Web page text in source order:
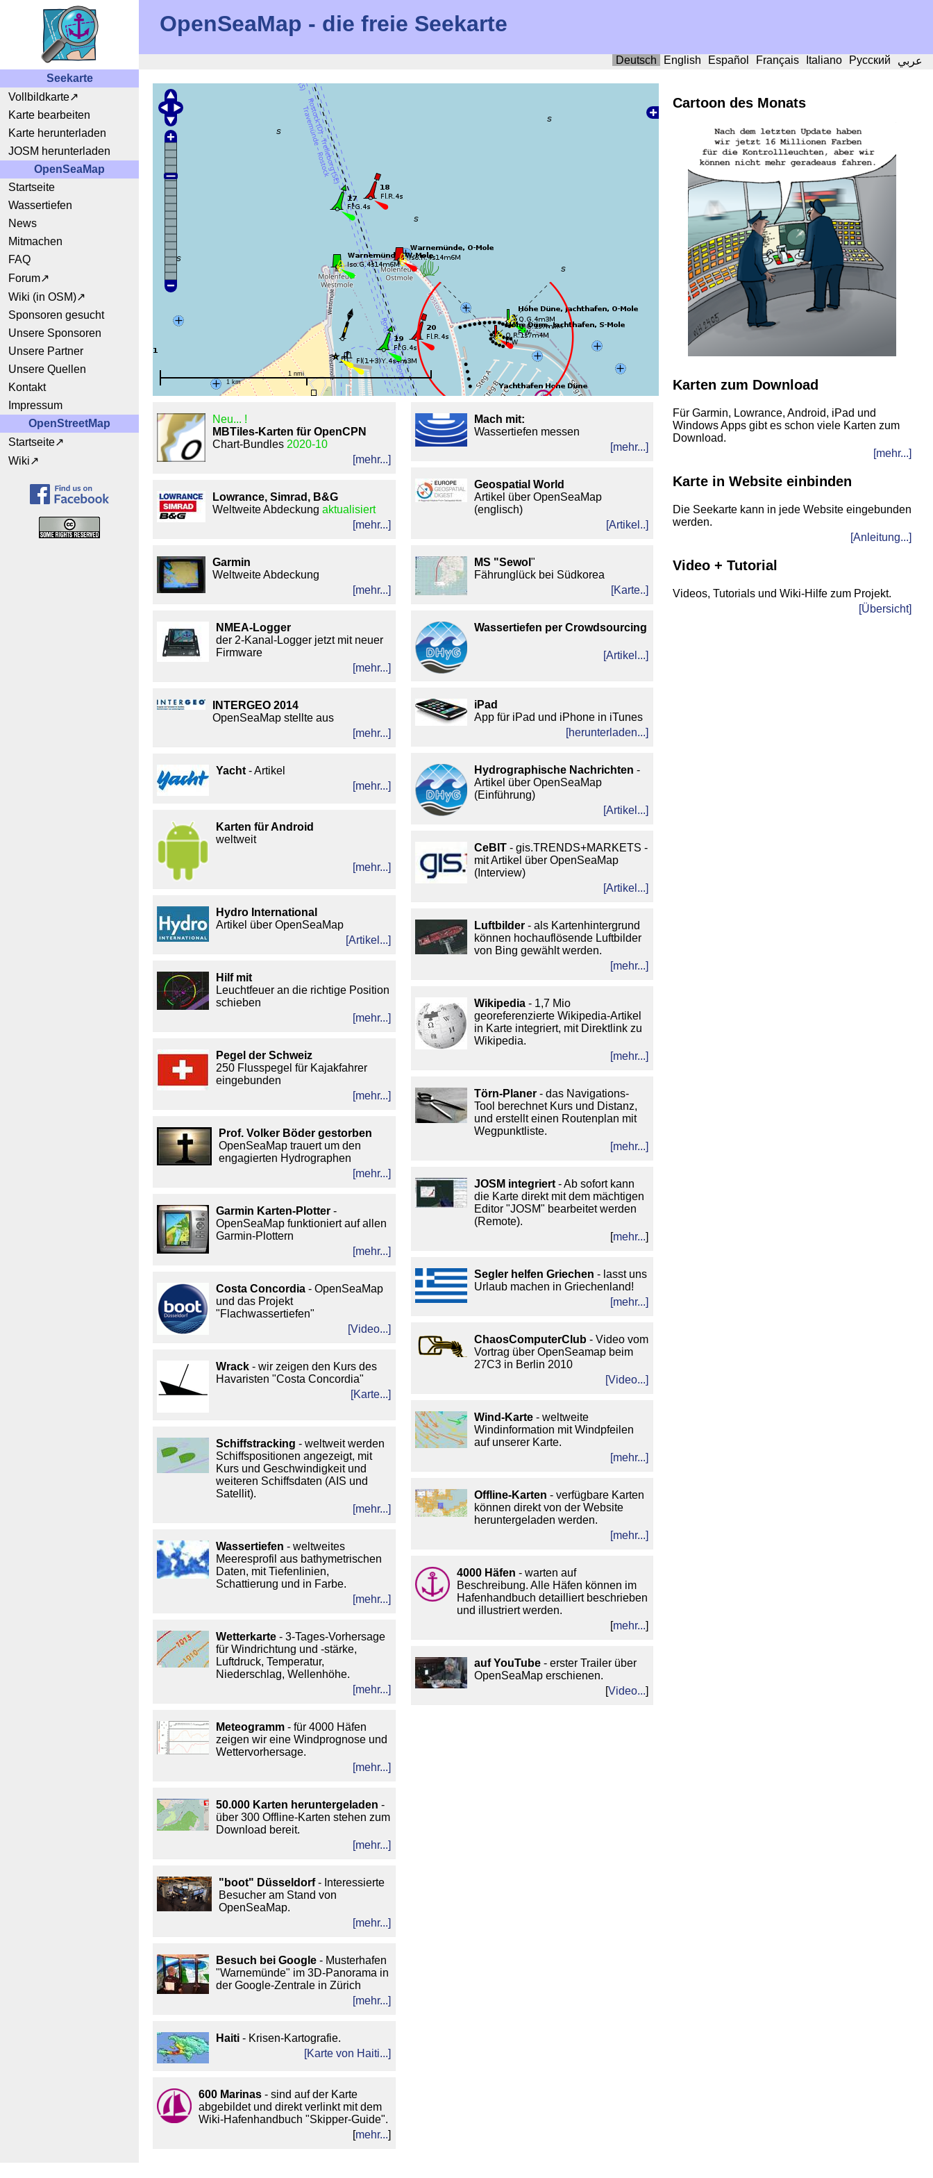
OpenSeaMap - die freie Seekarte
Deutsch English Español Français Italiano Русский
عربي
Seekarte
Vollbildkarte
Karte bearbeiten
Karte herunterladen
JOSM herunterladen
OpenSeaMap
Startseite
Wassertiefen
News
Mitmachen
FAQ
Forum
Wiki (in OSM)
Sponsoren gesucht
Unsere Sponsoren
Unsere Partner
Unsere Quellen
Kontakt
Impressum
OpenStreetMap
Startseite
Wiki
1 nmi
1 km
Neu... !
MBTiles-Karten für OpenCPN
Chart-Bundles 2020-10
[mehr...]
Lowrance, Simrad, B&G
Weltweite Abdeckung aktualisiert
[mehr...]
Garmin
Weltweite Abdeckung
[mehr...]
NMEA-Logger
der 2-Kanal-Logger jetzt mit neuer
Firmware
[mehr...]
INTERGEO 2014
OpenSeaMap stellte aus
[mehr...]
Yacht - Artikel
[mehr...]
Karten für Android
weltweit
[mehr...]
Hydro International
Artikel über OpenSeaMap
[Artikel...]
Hilf mit
Leuchtfeuer an die richtige Position
schieben
[mehr...]
Pegel der Schweiz
250 Flusspegel für Kajakfahrer
eingebunden
[mehr...]
Prof. Volker Böder gestorben
OpenSeaMap trauert um den
engagierten Hydrographen
[mehr...]
Garmin Karten-Plotter -
OpenSeaMap funktioniert auf allen
Garmin-Plottern
[mehr...]
Costa Concordia - OpenSeaMap
und das Projekt
"Flachwassertiefen"
[Video...]
Wrack - wir zeigen den Kurs des
Havaristen "Costa Concordia"
[Karte...]
Schiffstracking - weltweit werden
Schiffspositionen angezeigt, mit
Kurs und Geschwindigkeit und
weiteren Schiffsdaten (AIS und
Satellit).
[mehr...]
Wassertiefen - weltweites
Meeresprofil aus bathymetrischen
Daten, mit Tiefenlinien,
Schattierung und in Farbe.
[mehr...]
Wetterkarte - 3-Tages-Vorhersage
für Windrichtung und -stärke,
Luftdruck, Temperatur,
Niederschlag, Wellenhöhe.
[mehr...]
Meteogramm - für 4000 Häfen
zeigen wir eine Windprognose und
Wettervorhersage.
[mehr...]
50.000 Karten heruntergeladen -
über 300 Offline-Karten stehen zum
Download bereit.
[mehr...]
"boot" Düsseldorf- Interessierte
Besucher am Stand von
OpenSeaMap.
[mehr...]
Besuch bei Google - Musterhafen
"Warnemünde" im 3D-Panorama in
der Google-Zentrale in Zürich
[mehr...]
Haiti - Krisen-Kartografie.
[Karte von Haiti...]
600 Marinas - sind auf der Karte
abgebildet und direkt verlinkt mit dem
Wiki-Hafenhandbuch "Skipper-Guide".
[mehr...]
Mach mit:
Wassertiefen messen
[mehr...]
Geospatial World
Artikel über OpenSeaMap
(englisch)
[Artikel..]
MS "Sewol "
Fährunglück bei Südkorea
[Karte..]
Wassertiefen per Crowdsourcing
[Artikel...]
iPad
App für iPad und iPhone in iTunes
[herunterladen...]
Hydrographische Nachrichten -
Artikel über OpenSeaMap
(Einführung)
[Artikel...]
CeBIT- gis.TRENDS+MARKETS -
mit Artikel über OpenSeaMap
(Interview)
[Artikel...]
Luftbilder - als Kartenhintergrund
können hochauflösende Luftbilder
von Bing gewählt werden.
[mehr...]
Wikipedia - 1,7 Mio
georeferenzierte Wikipedia-Artikel
in Karte integriert, mit Direktlink zu
Wikipedia.
[mehr...]
Törn-Planer- das Navigations-
Tool berechnet Kurs und Distanz,
und erstellt einen Routenplan mit
Wegpunktliste.
[mehr...]
JOSM integriert- Ab sofort kann
die Karte direkt mit dem mächtigen
Editor "JOSM" bearbeitet werden
(Remote).
[mehr...]
Segler helfen Griechen - lasst uns
Urlaub machen in Griechenland!
[mehr...]
ChaosComputerClub - Video vom
Vortrag über OpenSeamap beim
27C3 in Berlin 2010
[Video...]
Wind-Karte- weltweite
Windinformation mit Windpfeilen
auf unserer Karte.
[mehr...]
Offline-Karten - verfügbare Karten
können direkt von der Website
heruntergeladen werden.
[mehr...]
4000 Häfen - warten auf
Beschreibung. Alle Häfen können im
Hafenhandbuch detailliert beschrieben
und illustriert werden.
[mehr...]
auf YouTube- erster Trailer über
OpenSeaMap erschienen.
[Video...]
Cartoon des Monats
Karten zum Download
Für Garmin, Lowrance, Android, iPad und
Windows Apps gibt es schon viele Karten zum
Download.
[mehr...]
Karte in Website einbinden
Die Seekarte kann in jede Website eingebunden
werden.
[Anleitung...]
Video + Tutorial
Videos, Tutorials und Wiki-Hilfe zum Projekt.
[Übersicht]